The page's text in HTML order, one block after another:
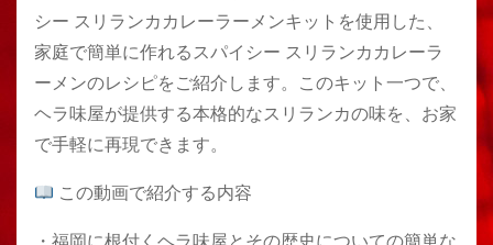
シー スリランカカレーラーメンキットを使用した、
家庭で簡単に作れるスパイシー スリランカカレーラ
ーメンのレシピをご紹介します。このキット一つで、
ヘラ味屋が提供する本格的なスリランカの味を、お家
で手軽に再現できます。
この動画で紹介する内容